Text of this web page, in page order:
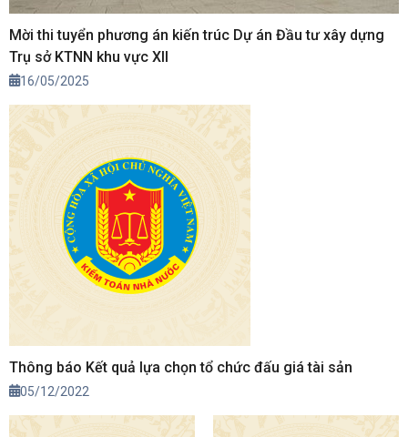
Mời thi tuyển phương án kiến trúc Dự án Đầu tư xây dựng
Trụ sở KTNN khu vực XII
16/05/2025
Thông báo Kết quả lựa chọn tổ chức đấu giá tài sản
05/12/2022